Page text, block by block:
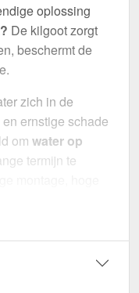
oplossing
De kilgoot zorgt
beschermt de
zich in de
ernstige schade
om water op
termijn te
mm